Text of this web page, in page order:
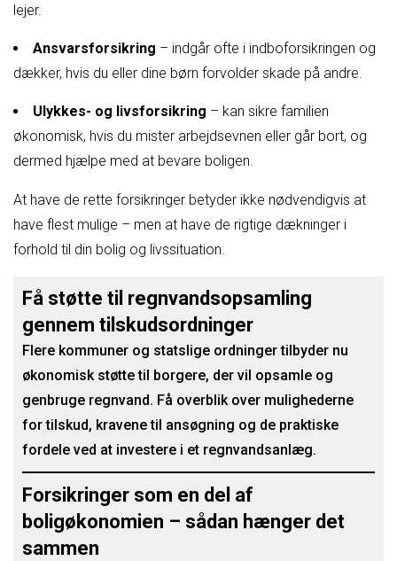
lejer.
Ansvarsforsikring – indgår ofte i indboforsikringen og
dækker, hvis du eller dine børn forvolder skade på andre.
Ulykkes- og livsforsikring – kan sikre familien
økonomisk, hvis du mister arbejdsevnen eller går bort, og
dermed hjælpe med at bevare boligen.
At have de rette forsikringer betyder ikke nødvendigvis at
have flest mulige – men at have de rigtige dækninger i
forhold til din bolig og livssituation.
Få støtte til regnvandsopsamling
gennem tilskudsordninger
Flere kommuner og statslige ordninger tilbyder nu
økonomisk støtte til borgere, der vil opsamle og
genbruge regnvand. Få overblik over mulighederne
for tilskud, kravene til ansøgning og de praktiske
fordele ved at investere i et regnvandsanlæg.
Forsikringer som en del af
boligøkonomien – sådan hænger det
sammen